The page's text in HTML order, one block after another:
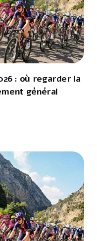
: où regarder la
général